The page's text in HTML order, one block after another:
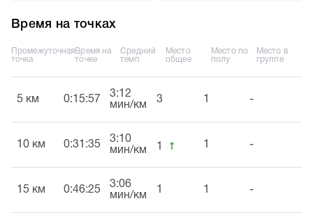
Время на точках
Промежуточная
точка
Время на
точке
Средний
темп
Место
общее
Место по
полу
Место в
группе
5 км 0:15:57
3:12
мин/км
3 -
10 км 0:31:35
3:10
мин/км
1 ↑ -
15 км 0:46:25
3:06
мин/км
-